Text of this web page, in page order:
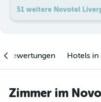
51 weitere Novotel
Hotels in
Zimmer im